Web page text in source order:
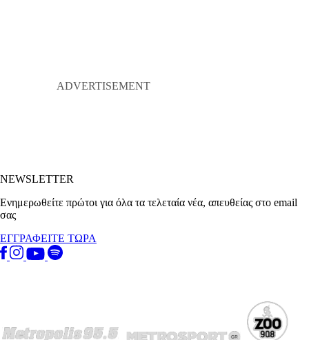
NEWSLETTER
Ενημερωθείτε πρώτοι για όλα τα τελεταία νέα, απευθείας στο email
σας
ΕΓΓΡΑΦΕΙΤΕ ΤΩΡΑ